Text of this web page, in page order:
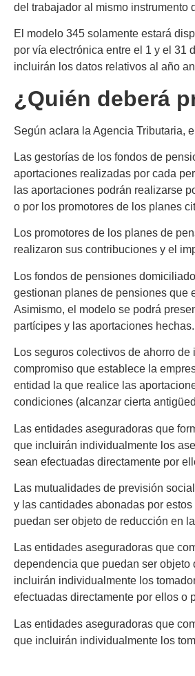
del trabajador al mismo instrumento
El modelo 345 solamente estará
por vía electrónica entre el 1 y el 31
incluirán los datos relativos al año
¿Quién deberá
Según aclara la Agencia Tributaria,
Las gestorías de los fondos de
aportaciones realizadas por cada
las aportaciones podrán realizarse
o por los promotores de los planes
Los promotores de los planes de
realizaron sus contribuciones y el
Los fondos de pensiones
gestionan planes de pensiones que
Asimismo, el modelo se podrá
partícipes y las aportaciones hechas.
Los seguros colectivos de ahorro de
compromiso que establece la
entidad la que realice las
condiciones (alcanzar cierta
Las entidades aseguradoras que
que incluirán individualmente los
sean efectuadas directamente por
Las mutualidades de previsión social
y las cantidades abonadas por
puedan ser objeto de reducción en
Las entidades aseguradoras que
dependencia que puedan ser objeto
incluirán individualmente los
efectuadas directamente por ellos o
Las entidades aseguradoras que
que incluirán individualmente los